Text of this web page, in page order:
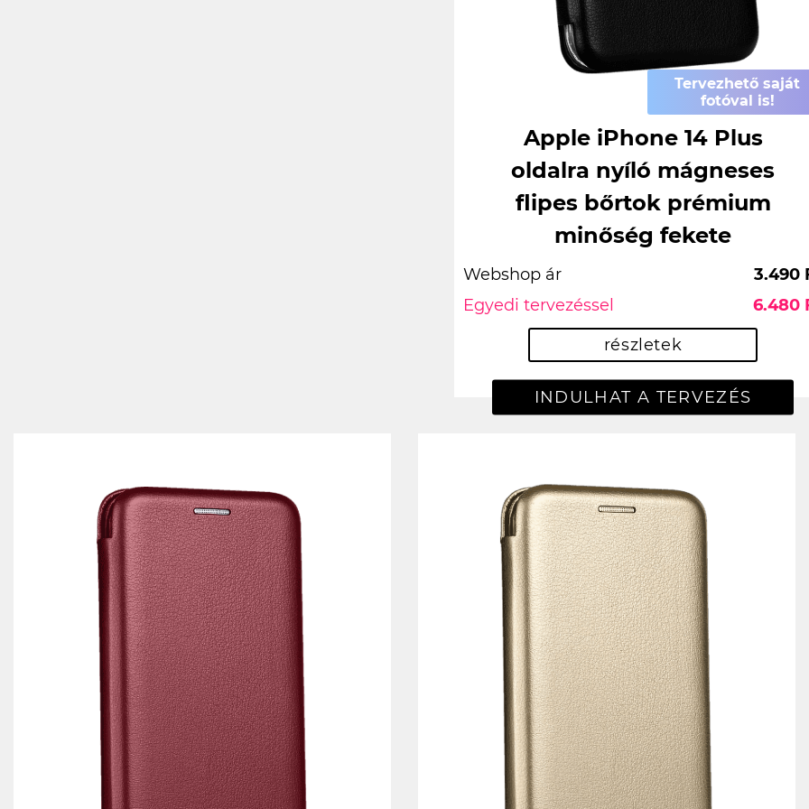
Tervezhető saját
fotóval is!
Apple iPhone 14 Plus
oldalra nyíló mágneses
flipes bőrtok prémium
minőség fekete
Webshop ár
3.490
Egyedi tervezéssel
6.480
részletek
INDULHAT A TERVEZÉS